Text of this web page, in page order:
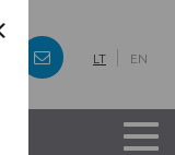
LT EN